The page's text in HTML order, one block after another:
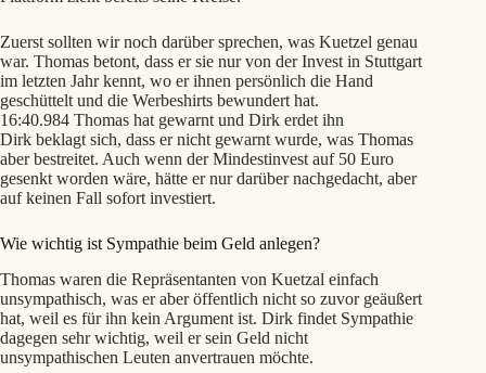
Zuerst sollten wir noch darüber sprechen, was Kuetzel genau
war. Thomas betont, dass er sie nur von der Invest in Stuttgart
im letzten Jahr kennt, wo er ihnen persönlich die Hand
geschüttelt und die Werbeshirts bewundert hat.
16:40.984 Thomas hat gewarnt und Dirk erdet ihn
Dirk beklagt sich, dass er nicht gewarnt wurde, was Thomas
aber bestreitet. Auch wenn der Mindestinvest auf 50 Euro
gesenkt worden wäre, hätte er nur darüber nachgedacht, aber
auf keinen Fall sofort investiert.
Wie wichtig ist Sympathie beim Geld anlegen?
Thomas waren die Repräsentanten von Kuetzal einfach
unsympathisch, was er aber öffentlich nicht so zuvor geäußert
hat, weil es für ihn kein Argument ist. Dirk findet Sympathie
dagegen sehr wichtig, weil er sein Geld nicht
unsympathischen Leuten anvertrauen möchte.